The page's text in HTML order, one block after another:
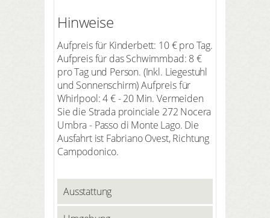
Hinweise
Aufpreis für Kinderbett: 10 € pro Tag.
Aufpreis für das Schwimmbad: 8 €
pro Tag und Person. (Inkl. Liegestuhl
und Sonnenschirm) Aufpreis für
Whirlpool: 4 € - 20 Min. Vermeiden
Sie die Strada proinciale 272 Nocera
Umbra - Passo di Monte Lago. Die
Ausfahrt ist Fabriano Ovest, Richtung
Campodonico.
Ausstattung